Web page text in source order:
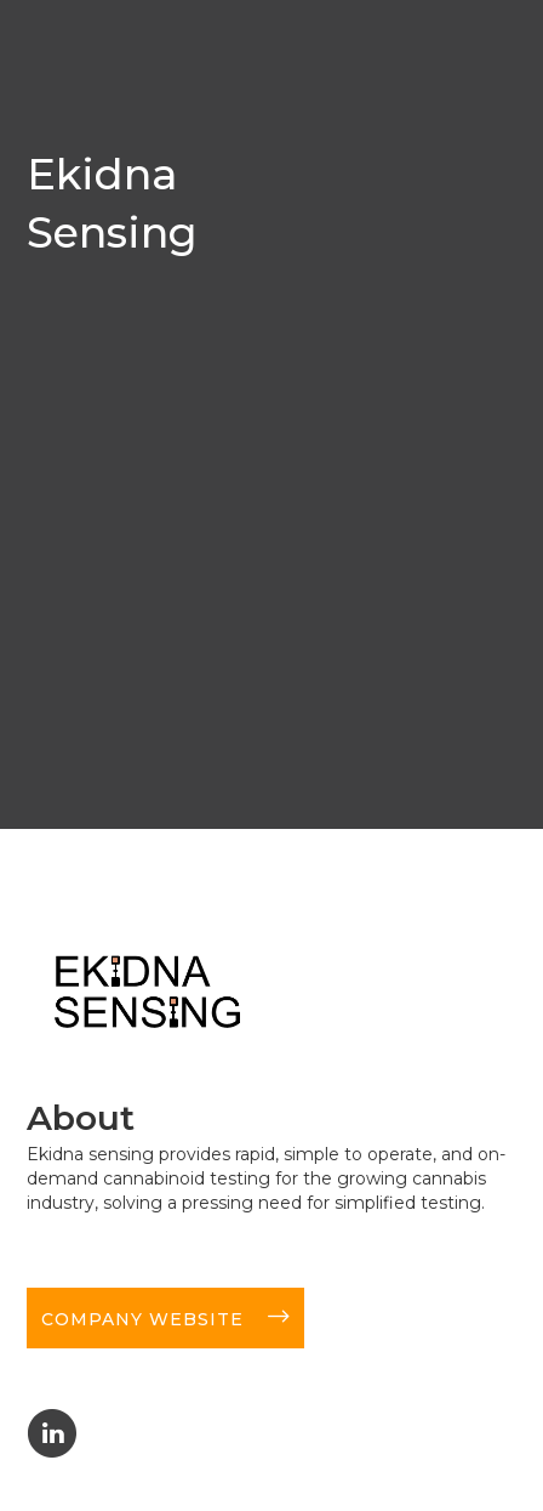
Ekidna
Sensing
About
Ekidna sensing provides rapid, simple to operate, and on-
demand cannabinoid testing for the growing cannabis
industry, solving a pressing need for simplified testing.
COMPANY WEBSITE long-arrow-right
C